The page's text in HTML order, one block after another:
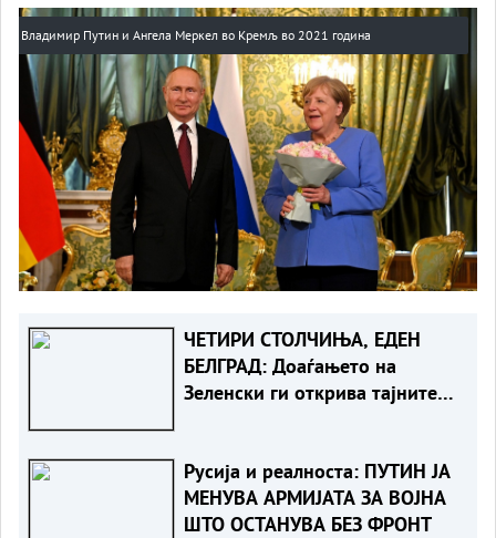
Владимир Путин и Ангела Меркел во Кремљ во 2021 година
ЧЕТИРИ СТОЛЧИЊА, ЕДЕН
БЕЛГРАД: Доаѓањето на
Зеленски ги открива тајните
Русија и реалноста: ПУТИН ЈА
МЕНУВА АРМИЈАТА ЗА ВОЈНА
ШТО ОСТАНУВА БЕЗ ФРОНТ